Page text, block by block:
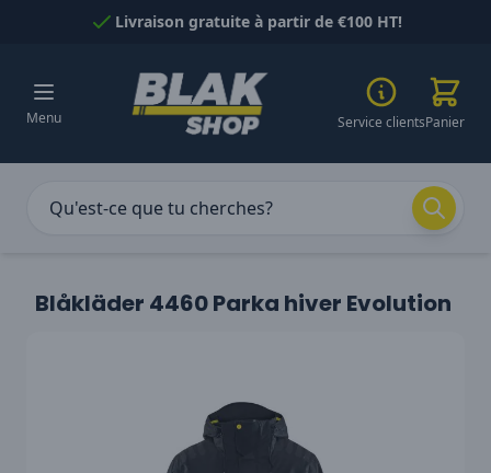
Passer au contenuLivraison gratuite à partir de €100 HT!
Menu Service clientsPanier
Blåkläder 4460 Parka hiver Evolution